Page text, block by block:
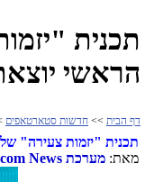
תכנית
הראשי
דף הבית >> חדשות סטארטאפים
תכנית "יזמות צעירה"
מאת: מערכת News